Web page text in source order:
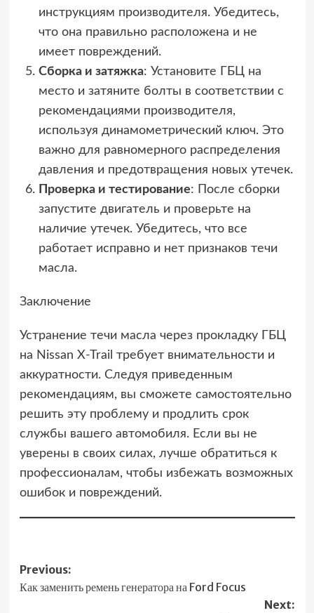
инструкциям производителя. Убедитесь,
что она правильно расположена и не
имеет повреждений.
Сборка и затяжка: Установите ГБЦ на
место и затяните болты в соответствии с
рекомендациями производителя,
используя динамометрический ключ. Это
важно для равномерного распределения
давления и предотвращения новых утечек.
Проверка и тестирование: После сборки
запустите двигатель и проверьте на
наличие утечек. Убедитесь, что все
работает исправно и нет признаков течи
масла.
Заключение
Устранение течи масла через прокладку ГБЦ
на Nissan X-Trail требует внимательности и
аккуратности. Следуя приведенным
рекомендациям, вы сможете самостоятельно
решить эту проблему и продлить срок
службы вашего автомобиля. Если вы не
уверены в своих силах, лучше обратиться к
профессионалам, чтобы избежать возможных
ошибок и повреждений.
Post
navigation
Previous:
Как заменить ремень генератора на Ford Focus
Next: